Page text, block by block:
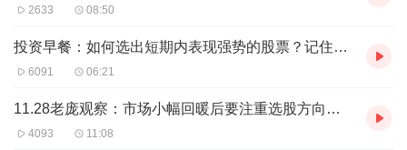
1)股票投资心经合集：已完结，共60+ 集，内容包括：如何
选股和择时，技术分析和基本面分析应用要点、交易纪律和
2)精解《股票魔法师III》
2633 08:50
投资早餐：如何选出短期内表现强势的股票？记住四大关键词：趋势、形态、业绩、赛道
6091 06:21
11.28老庞观察：市场小幅回暖后要注重选股方向，继续关注生物创新药和新能源车中游
4093 11:08